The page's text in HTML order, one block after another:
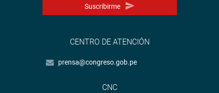
Suscribirme
CENTRO DE ATENCIÓN
prensa@congreso.gob.pe
CNC